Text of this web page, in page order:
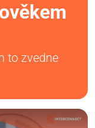
to zvedne